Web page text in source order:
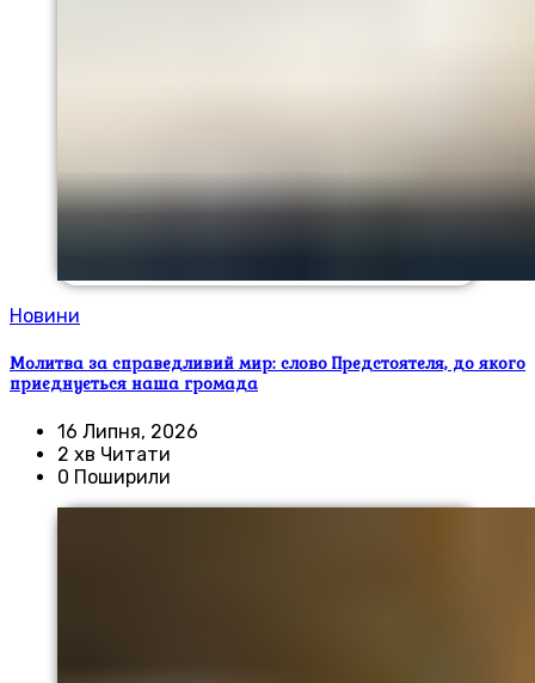
Новини
Молитва за справедливий мир: слово Предстоятеля, до якого
приєднується наша громада
16 Липня, 2026
2 хв Читати
0 Поширили